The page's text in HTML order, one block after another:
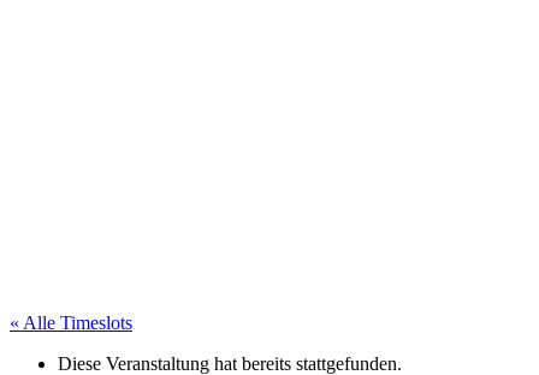
« Alle Timeslots
Diese Veranstaltung hat bereits stattgefunden.